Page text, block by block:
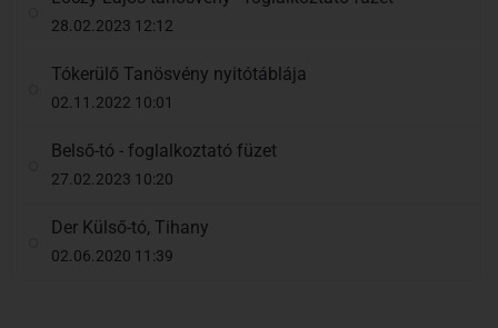
28.02.2023 12:12
Tókerülő Tanösvény nyitótáblája
02.11.2022 10:01
Belső-tó - foglalkoztató füzet
27.02.2023 10:20
Der Külső-tó, Tihany
02.06.2020 11:39